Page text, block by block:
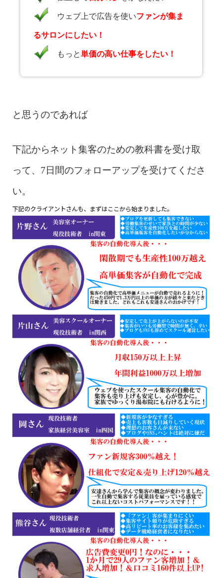
ウェブ上で広告を使いファンが集ま
るサロンにしたい！
もっと単価の高い仕事をしたい！
と思うのであれば
下記からネット集客のための教科書を受け取
って、7日間のフォローアップを受けてくださ
い。
下記のクライアントさんも、まずはここから始まりました。